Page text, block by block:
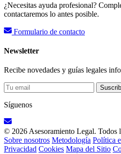
¿Necesitas ayuda profesional?
contactaremos lo antes posible.
Formulario de contacto
Newsletter
Recibe novedades y guías legales
Síguenos
© 2026 Asesoramiento Legal. Todos
Sobre nosotros Metodología Política
Privacidad Cookies Mapa del Sitio